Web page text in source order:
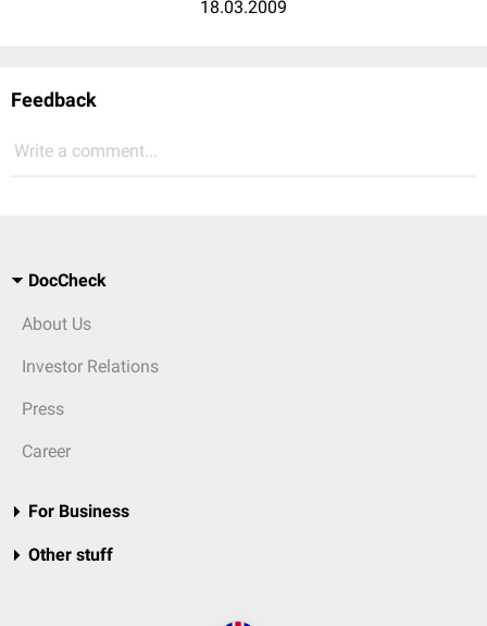
18.03.2009
Feedback
Write a comment...
DocCheck
About Us
Investor Relations
Press
Career
For Business
Other stuff